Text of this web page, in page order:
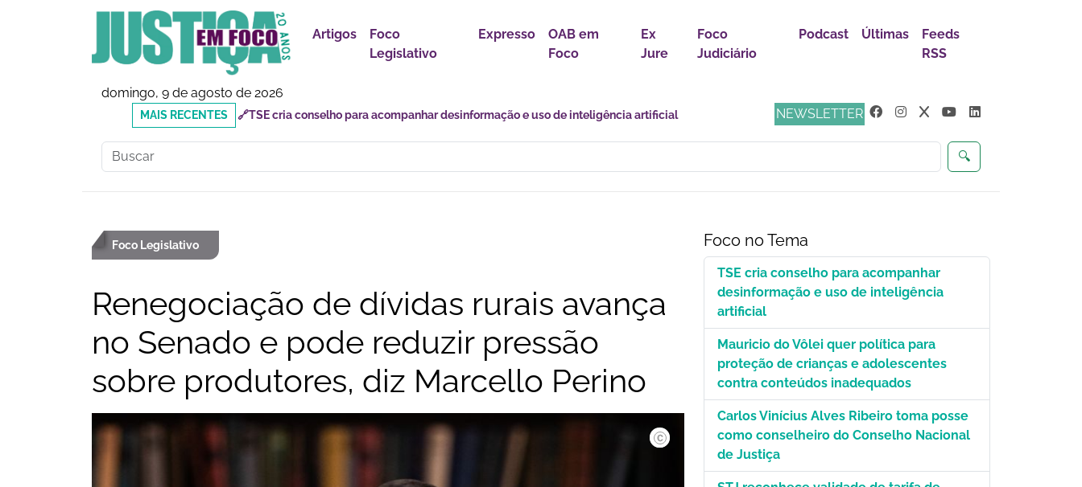
Artigos
Foco
Legislativo
Expresso
OAB em
Foco
Ex
Jure
Foco
Judiciário
Podcast Últimas
Feeds
RSS
domingo, 9 de agosto de 2026
NEWSLETTER
🔍
MAIS
RECENTES
🔗Mauricio do Vôlei quer política para proteção de crianças e adolescentes contra conteúdos
inadequados
Foco Legislativo
Renegociação de dívidas rurais avança
no Senado e pode reduzir pressão
sobre produtores, diz Marcello Perino
Foco no Tema
TSE cria conselho para acompanhar
desinformação e uso de inteligência
artificial
Mauricio do Vôlei quer política para
proteção de crianças e adolescentes
contra conteúdos inadequados
Carlos Vinícius Alves Ribeiro toma posse
como conselheiro do Conselho Nacional
de Justiça